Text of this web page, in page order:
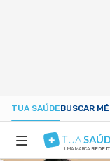
TUA SAÚDEBUSCAR
UMA MARCA REDE